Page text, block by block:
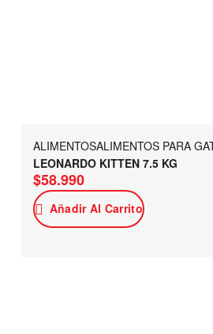
ALIMENTOSALIMENTOS PARA
LEONARDO KITTEN 7.5 KG
$58.990
Añadir Al Carrito